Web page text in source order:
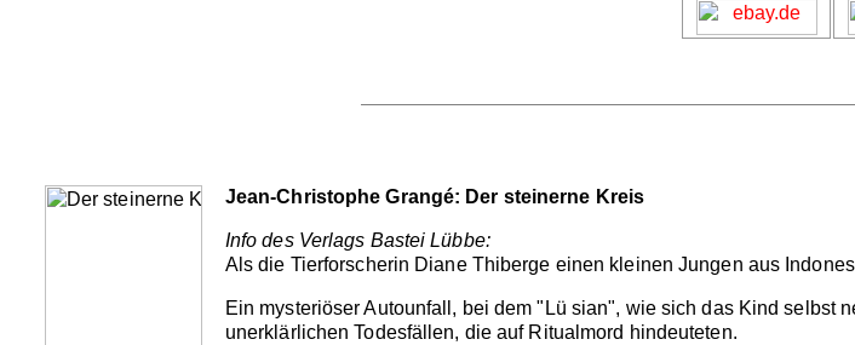
Jean-Christophe Grangé: Der steinerne Kreis
Info des Verlags Bastei Lübbe:
Als die Tierforscherin Diane Thiberge einen kleinen Jungen aus
Ein mysteriöser Autounfall, bei dem "Lü sian", wie sich das Kind selbst
unerklärlichen Todesfällen, die auf Ritualmord hindeuteten.